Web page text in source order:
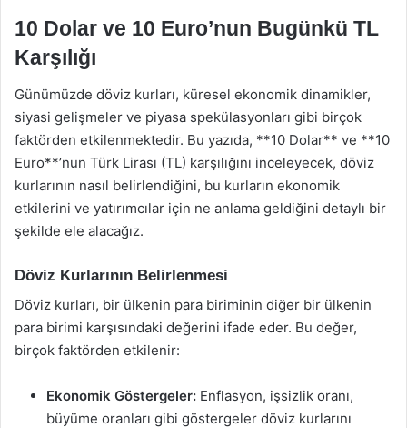
10 Dolar ve 10 Euro’nun Bugünkü TL
Karşılığı
Günümüzde döviz kurları, küresel ekonomik dinamikler,
siyasi gelişmeler ve piyasa spekülasyonları gibi birçok
faktörden etkilenmektedir. Bu yazıda, **10 Dolar** ve **10
Euro**’nun Türk Lirası (TL) karşılığını inceleyecek, döviz
kurlarının nasıl belirlendiğini, bu kurların ekonomik
etkilerini ve yatırımcılar için ne anlama geldiğini detaylı bir
şekilde ele alacağız.
Döviz Kurlarının Belirlenmesi
Döviz kurları, bir ülkenin para biriminin diğer bir ülkenin
para birimi karşısındaki değerini ifade eder. Bu değer,
birçok faktörden etkilenir:
Ekonomik Göstergeler: Enflasyon, işsizlik oranı,
büyüme oranları gibi göstergeler döviz kurlarını